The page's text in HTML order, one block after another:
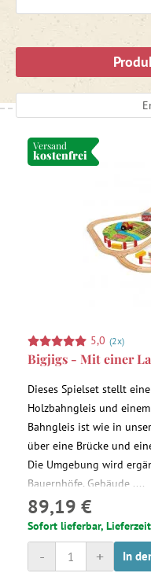
Versand
kostenfrei
5,0 (2x)
Bigjigs - Mit einer
Dieses Spielset stellt
Holzbahngleis und
Bahngleis ist wie in
über eine Brücke und
Die Umgebung wird
Bauernhöfe, Gebäude ....
89,19 €
Sofort lieferbar,
+
- In